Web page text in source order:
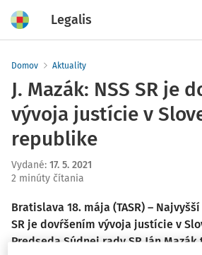
Legalis
Domov Aktuality
J. Mazák: NSS SR je
vývoja justície v
republike
Vydané: 17. 5. 2021
2 minúty čítania
Bratislava 18. mája (TASR) –
SR je dovŕšením vývoja justície v
Predseda Súdnej rady SR Ján